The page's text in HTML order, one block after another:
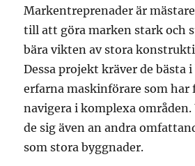
Markentreprenader är
till att göra marken stark och
bära vikten av stora
Dessa projekt kräver de bästa
erfarna maskinförare som har
navigera i komplexa
de sig även an andra
som stora byggnader.